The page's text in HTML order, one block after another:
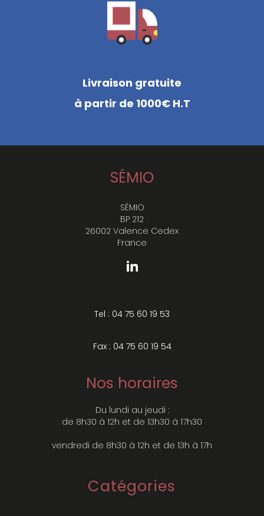
Livraison gratuite
à partir de 1000€ H.T
SÉMIO
SÉMIO
BP 212
26002 Valence Cedex
France
Tel : 04 75 60 19 53
Fax : 04 75 60 19 54
Nos horaires
Du lundi au jeudi :
de 8h30 à 12h et de 13h30 à 17h30
vendredi de 8h30 à 12h et de 13h à 17h
Catégories